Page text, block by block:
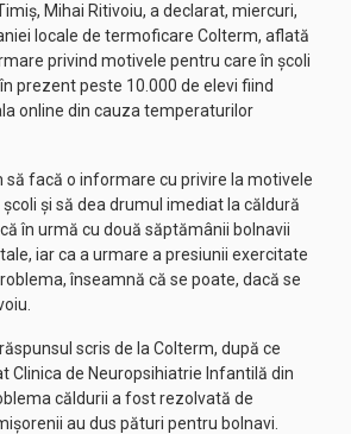
Mihai Ritivoiu, a declarat, miercuri,
locale de termoficare Colterm, aflată
privind motivele pentru care în şcoli
prezent peste 10.000 de elevi fiind
online din cauza temperaturilor
să facă o informare cu privire la motivele
şi să dea drumul imediat la căldură
în urmă cu două săptămânii bolnavii
iar ca a urmare a presiunii exercitate
înseamnă că se poate, dacă se
scris de la Colterm, după ce
Clinica de Neuropsihiatrie Infantilă din
căldurii a fost rezolvată de
au dus pături pentru bolnavi.